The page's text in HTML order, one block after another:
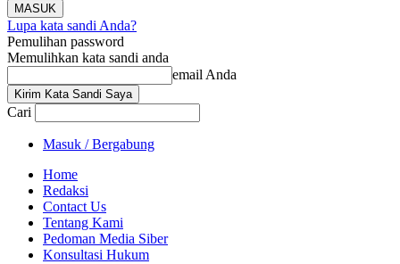
Lupa kata sandi Anda?
Pemulihan password
Memulihkan kata sandi anda
email Anda
Cari
Masuk / Bergabung
Home
Redaksi
Contact Us
Tentang Kami
Pedoman Media Siber
Konsultasi Hukum